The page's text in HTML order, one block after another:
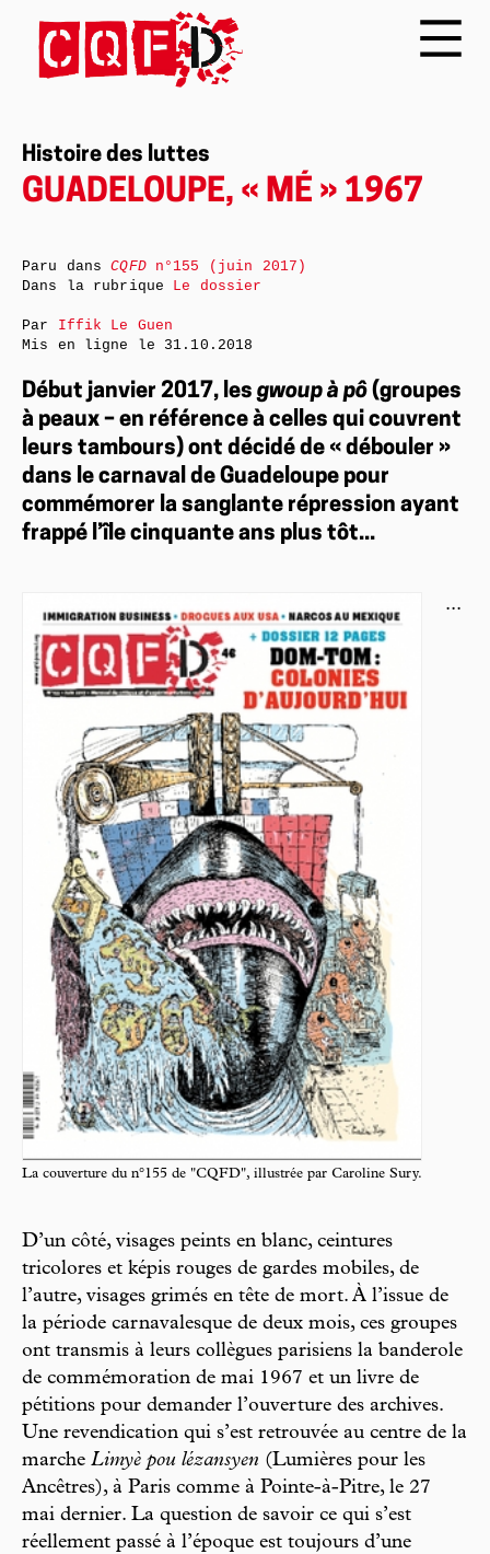
Histoire des luttes
GUADELOUPE, « MÉ » 1967
Début janvier 2017, lesgwoup à pô (groupes
à peaux – en référence à celles qui couvrent
leurs tambours) ont décidé de « débouler »
dans le carnaval de Guadeloupe pour
commémorer la sanglante répression ayant
frappé l’île cinquante ans plus tôt...
La couverture du n°155 de "CQFD", illustrée par Caroline Sury.
...
D’un côté, visages peints en blanc, ceintures
tricolores et képis rouges de gardes mobiles, de
l’autre, visages grimés en tête de mort. À l’issue de
la période carnavalesque de deux mois, ces groupes
ont transmis à leurs collègues parisiens la banderole
de commémoration de mai 1967 et un livre de
pétitions pour demander l’ouverture des archives.
Une revendication qui s’est retrouvée au centre de la
marche Limyè pou lézansyen (Lumières pour les
Ancêtres), à Paris comme à Pointe-à-Pitre, le 27
mai dernier. La question de savoir ce qui s’est
réellement passé à l’époque est toujours d’une
Paru dansCQFDn°155 (juin 2017)
Dans la rubrique Le dossier
Par Iffik Le Guen
Mis en ligne le 31.10.2018